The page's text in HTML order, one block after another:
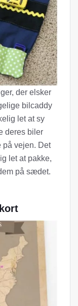
der elsker
bilcaddy
let at sy
deres biler
på vejen. Det
let at pakke,
på sædet.